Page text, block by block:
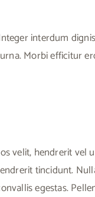
interdum
Morbi efficitur
velit, hendrerit
tincidunt.
egestas.